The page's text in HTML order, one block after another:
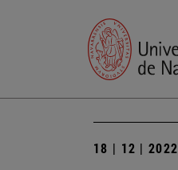
18 | 12 | 2022